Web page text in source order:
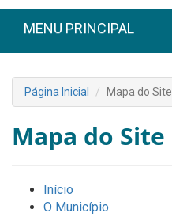
MENU PRINCIPAL
Página Inicial Mapa do Site
Mapa do Site
Início
O Município